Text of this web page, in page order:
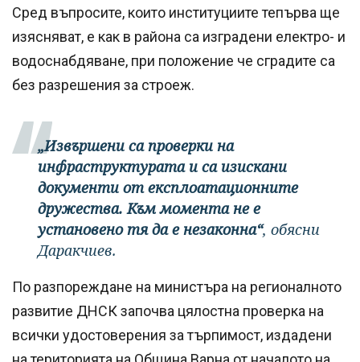
Сред въпросите, които институциите тепърва ще
изясняват, е как в района са изградени електро- и
водоснабдяване, при положение че сградите са
без разрешения за строеж.
„Извършени са проверки на
инфраструктурата и са изискани
документи от експлоатационните
дружества. Към момента не е
установено тя да е незаконна“, обясни
Даракчиев.
По разпореждане на министъра на регионалното
развитие ДНСК започва цялостна проверка на
всички удостоверения за търпимост, издадени